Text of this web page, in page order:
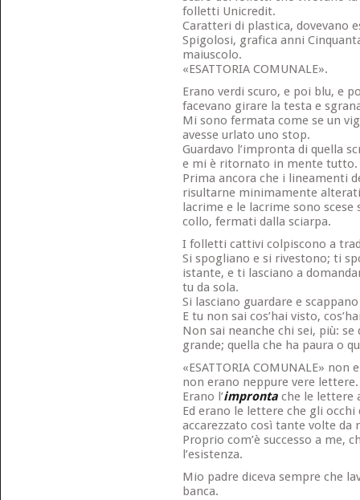
folletti Unicredit.
Caratteri di plastica, dovevano
Spigolosi, grafica anni
maiuscolo.
«ESATTORIA COMUNALE».
Erano verdi scuro, e poi blu, e
facevano girare la testa e
Mi sono fermata come se un
avesse urlato uno stop.
Guardavo l’impronta di quella
e mi è ritornato in mente tutto.
Prima ancora che i lineamenti
risultarne minimamente
lacrime e le lacrime sono
collo, fermati dalla sciarpa.
I folletti cattivi colpiscono a
Si spogliano e si rivestono; ti
istante, e ti lasciano a
tu da sola.
Si lasciano guardare e
E tu non sai cos’hai visto,
Non sai neanche chi sei, più: se
grande; quella che ha paura o
«ESATTORIA COMUNALE»
non erano neppure vere lettere.
Erano l’improntache le lettere
Ed erano le lettere che gli
accarezzato così tante volte da
Proprio com’è successo a me,
l’esistenza.
Mio padre diceva sempre che
banca.